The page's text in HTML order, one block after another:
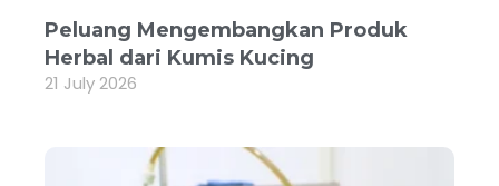
Peluang Mengembangkan Produk
Herbal dari Kumis Kucing
21 July 2026